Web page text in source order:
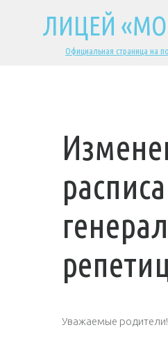
ЛИЦЕЙ
Официальная страница на
Уважаемые родители!